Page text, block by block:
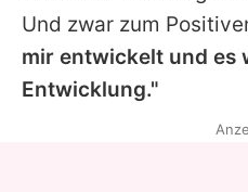
Und zwar zum
mir entwickelt und es
Entwicklung."